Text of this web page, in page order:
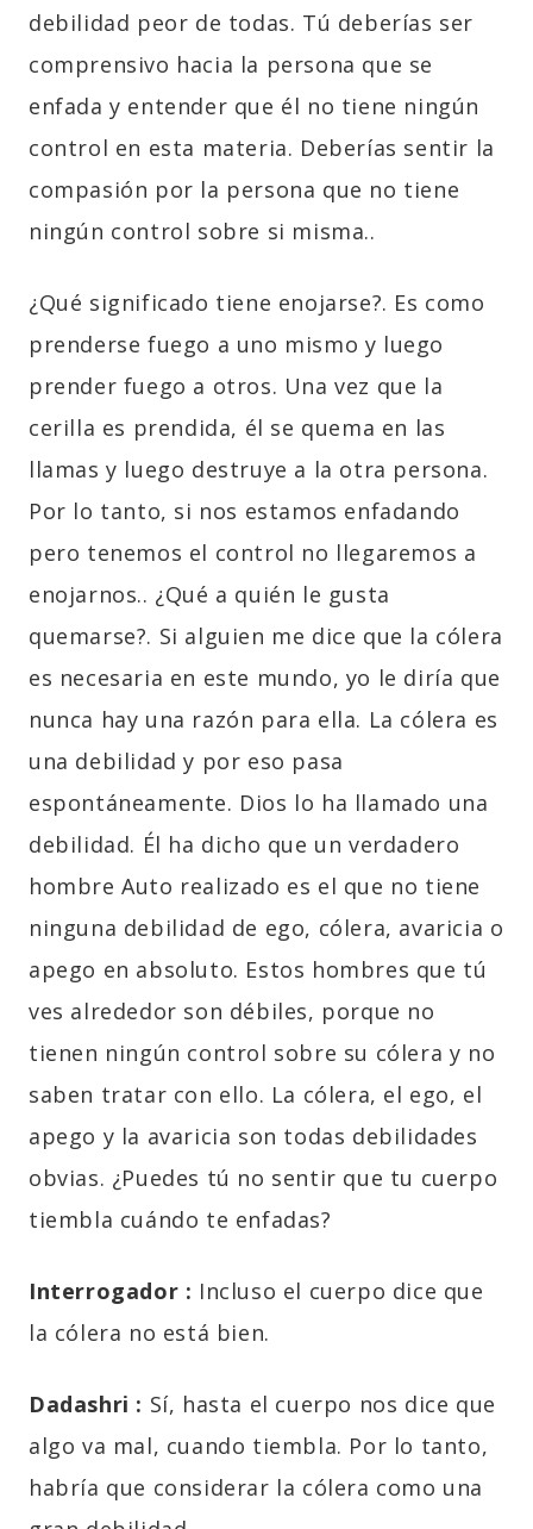
debilidad peor de todas. Tú deberías ser
comprensivo hacia la persona que se
enfada y entender que él no tiene ningún
control en esta materia. Deberías sentir la
compasión por la persona que no tiene
ningún control sobre si misma..
¿Qué significado tiene enojarse?. Es como
prenderse fuego a uno mismo y luego
prender fuego a otros. Una vez que la
cerilla es prendida, él se quema en las
llamas y luego destruye a la otra persona.
Por lo tanto, si nos estamos enfadando
pero tenemos el control no llegaremos a
enojarnos.. ¿Qué a quién le gusta
quemarse?. Si alguien me dice que la cólera
es necesaria en este mundo, yo le diría que
nunca hay una razón para ella. La cólera es
una debilidad y por eso pasa
espontáneamente. Dios lo ha llamado una
debilidad. Él ha dicho que un verdadero
hombre Auto realizado es el que no tiene
ninguna debilidad de ego, cólera, avaricia o
apego en absoluto. Estos hombres que tú
ves alrededor son débiles, porque no
tienen ningún control sobre su cólera y no
saben tratar con ello. La cólera, el ego, el
apego y la avaricia son todas debilidades
obvias. ¿Puedes tú no sentir que tu cuerpo
tiembla cuándo te enfadas?
Interrogador : Incluso el cuerpo dice que
la cólera no está bien.
Dadashri : Sí, hasta el cuerpo nos dice que
algo va mal, cuando tiembla. Por lo tanto,
habría que considerar la cólera como una